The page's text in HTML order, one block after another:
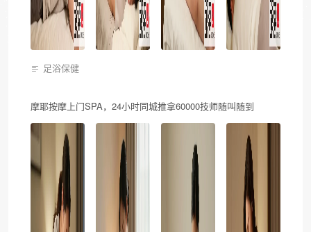
足浴保健
摩耶按摩上门SPA，24小时同城推拿60000技师随叫随到